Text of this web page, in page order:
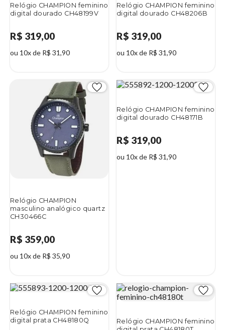
Relógio CHAMPION feminino
digital dourado CH48199V
R$ 319,00
ou 10x de R$ 31,90
Relógio CHAMPION feminino
digital dourado CH48206B
R$ 319,00
ou 10x de R$ 31,90
Relógio CHAMPION
masculino analógico quartz
CH30466C
R$ 359,00
ou 10x de R$ 35,90
Relógio CHAMPION feminino
digital dourado CH48171B
R$ 319,00
ou 10x de R$ 31,90
Relógio CHAMPION feminino
digital prata CH48180Q
Relógio CHAMPION feminino